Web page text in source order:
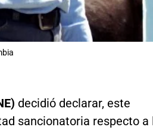
decidió declarar, este
sancionatoria respecto a